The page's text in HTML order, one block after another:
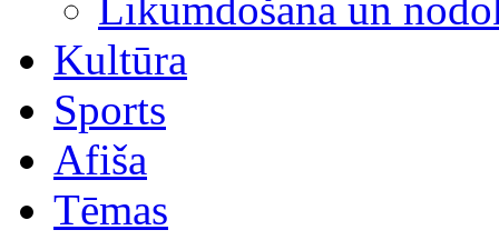
Kultūra
Sports
Afiša
Tēmas